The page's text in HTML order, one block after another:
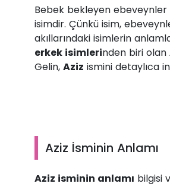
Bebek bekleyen
isimdir. Çünkü isim,
akıllarındaki isimlerin
erkek isimlerinden biri olan
Gelin, Aziz ismini detaylıca
Aziz İsminin Anlamı
Aziz isminin anlamı bilgisi